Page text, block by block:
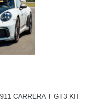
CARRERA T GT3 KIT